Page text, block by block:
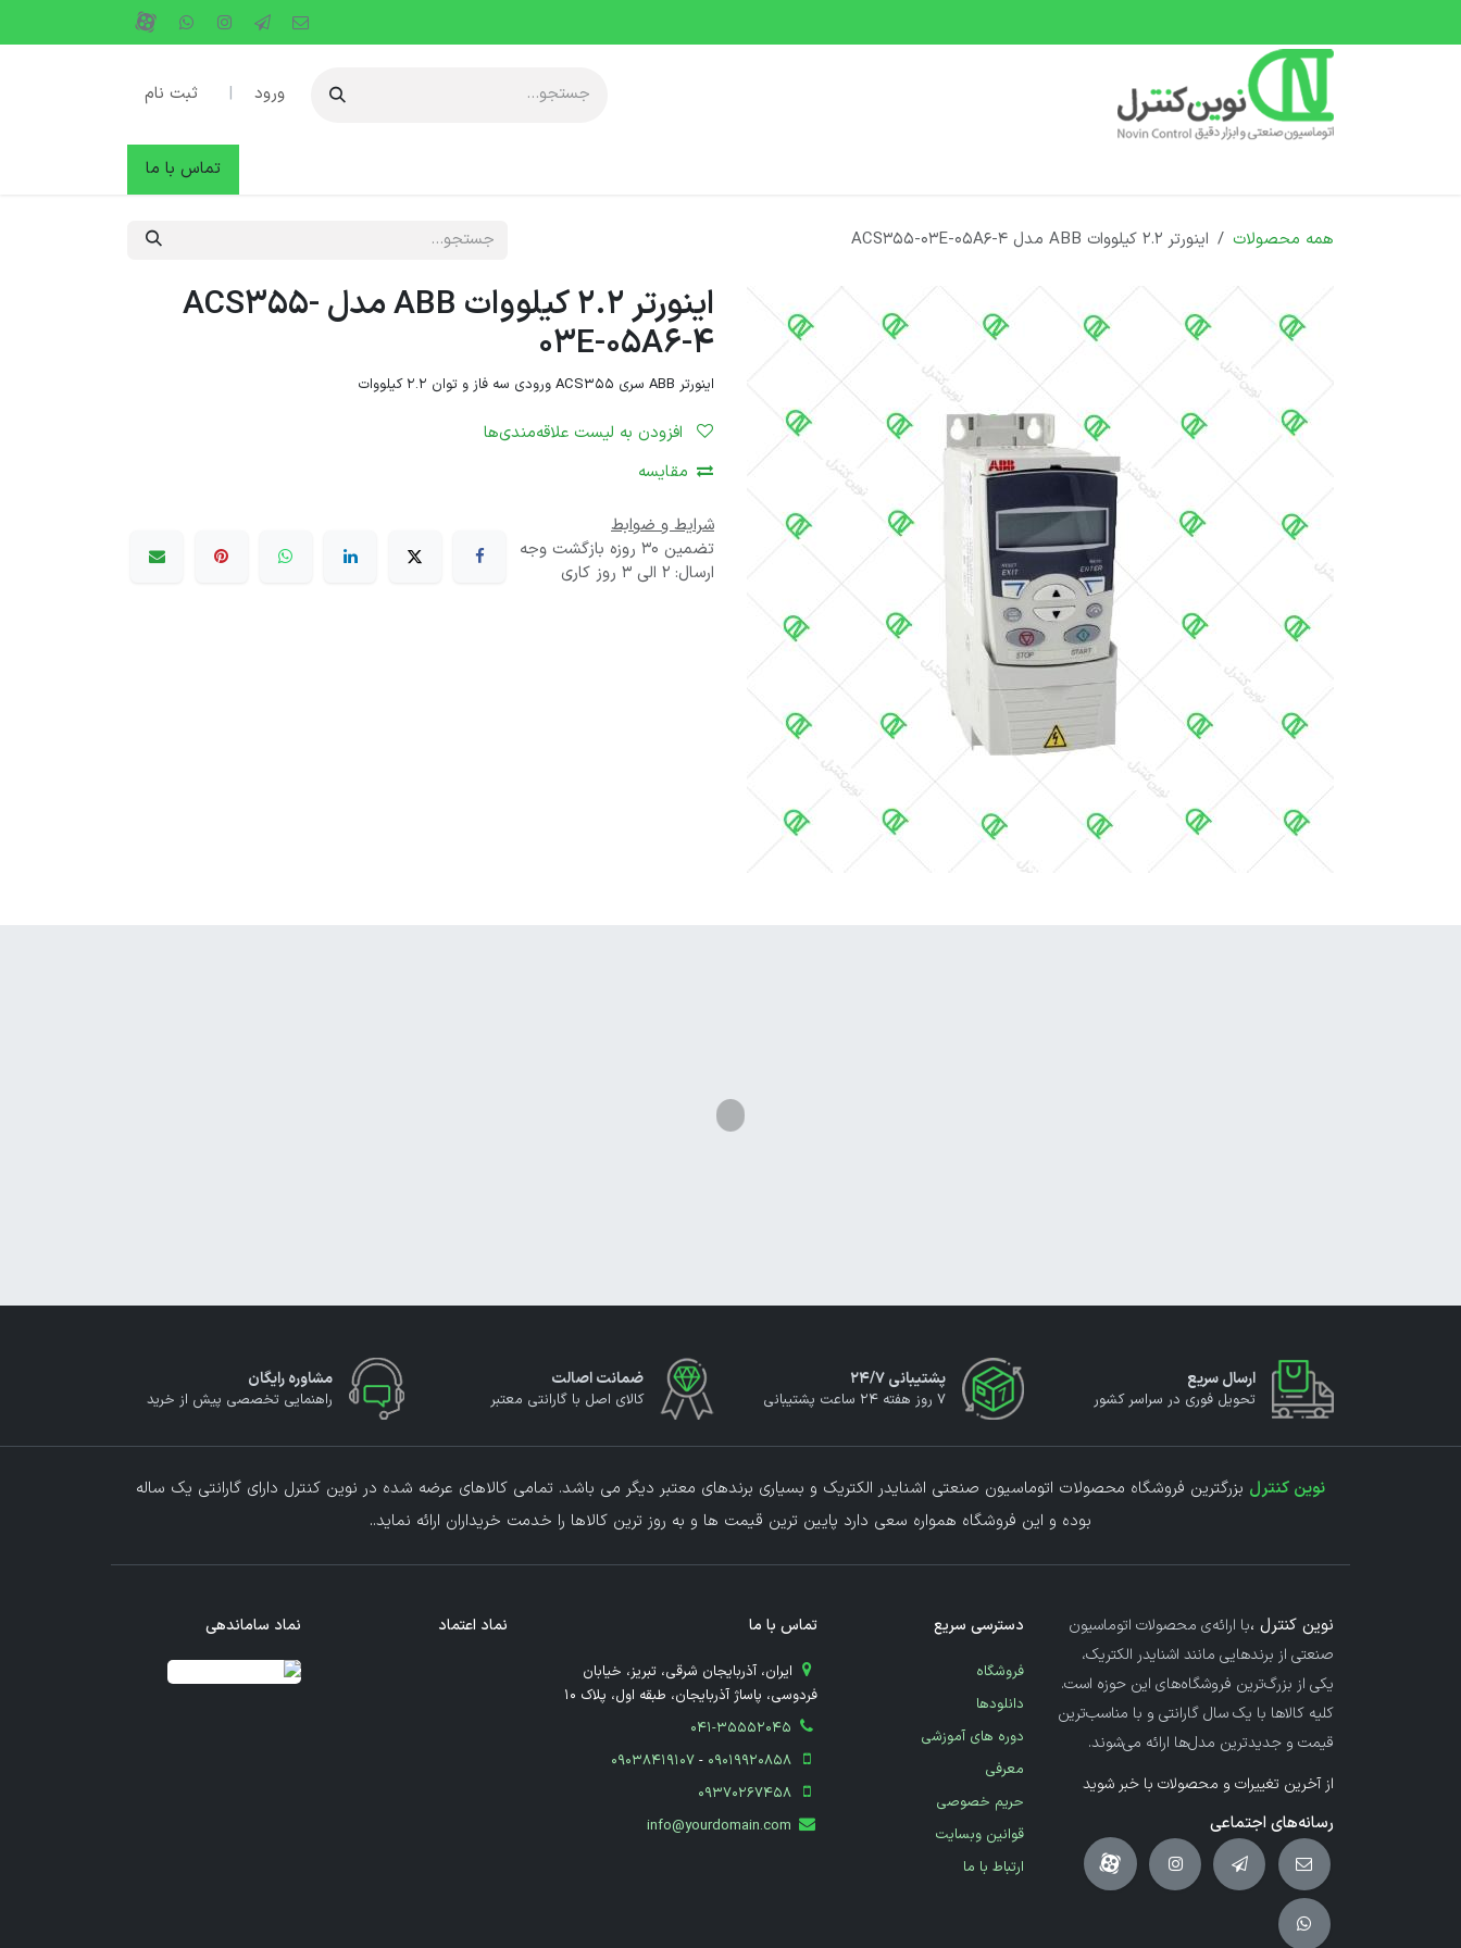
ورود | ثبت نام
تماس با ما
همه محصولات اینورتر 2.2 کیلووات ABB مدل ACS355-03E-05A6-4
اینورتر 2.2 کیلووات ABB مدل ACS355-
03E-05A6-4
اینورتر ABB سری ACS355 ورودی سه فاز و توان 2.2 کیلووات
مقایسه
شرایط و ضوابط
تضمین 30 روزه بازگشت وجه
ارسال: 2 الی 3 روز کاری
ارسال سریع
تحویل فوری در سراسر کشور
پشتیبانی ۲۴/۷
7 روز هفته 24 ساعت پشتیبانی
ضمانت اصالت
کالای اصل با گارانتی معتبر
مشاوره رایگان
راهنمایی تخصصی پیش از خرید
نوین کنترل بزرگترین فروشگاه محصولات اتوماسیون صنعتی اشنایدر الکتریک و بسیاری برندهای معتبر دیگر می باشد. تمامی کالاهای عرضه شده در نوین کنترل دارای گارانتی یک ساله
بوده و این فروشگاه همواره سعی دارد پایین ترین قیمت ها و به روز ترین کالاها را خدمت خریداران ارائه نماید..
نوین کنترل ،با ارائه‌ی محصولات اتوماسیون
صنعتی از برندهایی مانند اشنایدر الکتریک،
یکی از بزرگ‌ترین فروشگاه‌های این حوزه است.
کلیه کالاها با یک سال گارانتی و با مناسب‌ترین
قیمت و جدیدترین مدل‌ها ارائه می‌شوند.
از آخرین تغییرات و محصولات با خبر شوید
رسانه‌های اجتماعی
دسترسی سریع
فروشگاه
دانلودها
دوره های آموزشی
معرفی
حریم خصوصی
قوانین وبسایت
ارتباط با ما
تماس با ما
​ ایران، آذربایجان شرقی، تبریز، خیابان
فردوسی، پاساژ آذربایجان، طبقه اول، پلاک 10
041-35552045
09038419107-09019920858
09370267458
info@yourdomain.com
نماد اعتماد نماد ساماندهی